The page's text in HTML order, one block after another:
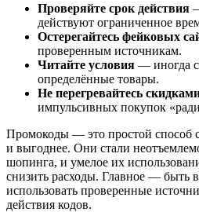
Проверяйте срок действия
действуют ограниченное
Остерегайтесь фейковых
проверенным источникам.
Читайте условия — иногда
определённые товары.
Не перегревайтесь
импульсивных покупок
Промокоды — это простой способ
и выгоднее. Они стали
шопинга, и умелое их
снизить расходы. Главное — быть
использовать проверенные
действия кодов.